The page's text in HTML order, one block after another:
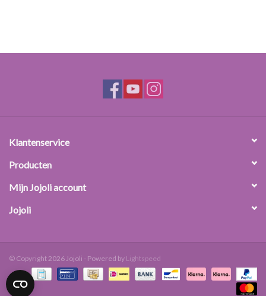
Klantenservice
Producten
Mijn Jojoli account
Jojoli
© Copyright 2026 Jojoli - Powered by Lightspeed